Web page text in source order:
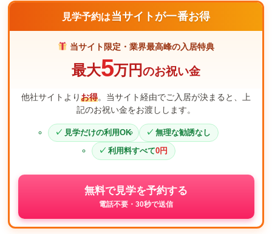
見学予約は当サイトが一番お得
当サイト限定・業界最高峰の入居特典
最大5万円のお祝い金
他社サイトよりお得。当サイト経由でご入居が決まると、上
記のお祝い金をお渡しします。
見学だけの利用OK
無理な勧誘なし
利用料すべて0円
無料で見学を予約する
電話不要・30秒で送信